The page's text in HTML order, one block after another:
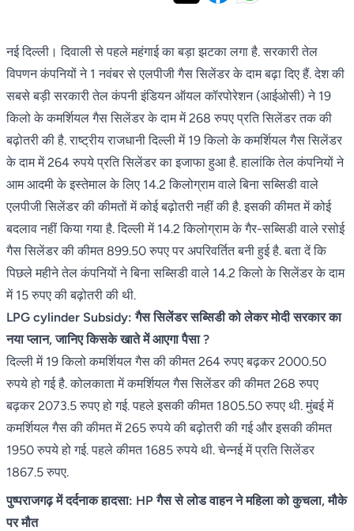
नई दिल्ली। दिवाली से पहले महंगाई का बड़ा झटका लगा है. सरकारी तेल
विपणन कंपनियों ने 1 नवंबर से एलपीजी गैस सिलेंडर के दाम बढ़ा दिए हैं. देश की
सबसे बड़ी सरकारी तेल कंपनी इंडियन ऑयल कॉरपोरेशन (आईओसी) ने 19
किलो के कमर्शियल गैस सिलेंडर के दाम में 268 रुपए प्रति सिलेंडर तक की
बढ़ोतरी की है. राष्ट्रीय राजधानी दिल्ली में 19 किलो के कमर्शियल गैस सिलेंडर
के दाम में 264 रुपये प्रति सिलेंडर का इजाफा हुआ है. हालांकि तेल कंपनियों ने
आम आदमी के इस्तेमाल के लिए 14.2 किलोग्राम वाले बिना सब्सिडी वाले
एलपीजी सिलेंडर की कीमतों में कोई बढ़ोतरी नहीं की है. इसकी कीमत में कोई
बदलाव नहीं किया गया है. दिल्ली में 14.2 किलोग्राम के गैर-सब्सिडी वाले रसोई
गैस सिलेंडर की कीमत 899.50 रुपए पर अपरिवर्तित बनी हुई है. बता दें कि
पिछले महीने तेल कंपनियों ने बिना सब्सिडी वाले 14.2 किलो के सिलेंडर के दाम
में 15 रुपए की बढ़ोतरी की थी.
LPG cylinder Subsidy: गैस सिलेंडर सब्सिडी को लेकर मोदी सरकार का
नया प्लान, जानिए किसके खाते में आएगा पैसा ?
दिल्ली में 19 किलो कमर्शियल गैस की कीमत 264 रुपए बढ़कर 2000.50
रुपये हो गई है. कोलकाता में कमर्शियल गैस सिलेंडर की कीमत 268 रुपए
बढ़कर 2073.5 रुपए हो गई. पहले इसकी कीमत 1805.50 रुपए थी. मुंबई में
कमर्शियल गैस की कीमत में 265 रुपये की बढ़ोतरी की गई और इसकी कीमत
1950 रुपये हो गई. पहले कीमत 1685 रुपये थी. चेन्नई में प्रति सिलेंडर
1867.5 रुपए.
पुष्पराजगढ़ में दर्दनाक हादसा: HP गैस से लोड वाहन ने महिला को कुचला, मौके
पर मौत